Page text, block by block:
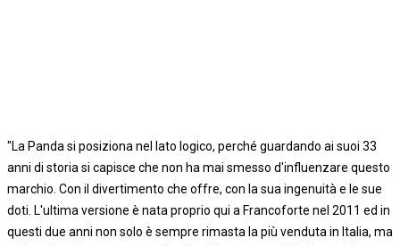
"La Panda si posiziona nel lato logico, perché guardando ai suoi 33
anni di storia si capisce che non ha mai smesso d'influenzare questo
marchio. Con il divertimento che offre, con la sua ingenuità e le sue
doti. L'ultima versione è nata proprio qui a Francoforte nel 2011 ed in
questi due anni non solo è sempre rimasta la più venduta in Italia, ma